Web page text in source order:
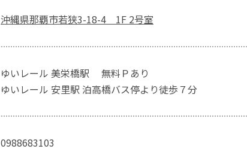
沖縄県那覇市若狭3-18-4 1F 2号室
ゆいレール 美栄橋駅 無料Ｐあり
ゆいレール 安里駅 泊高橋バス停より徒歩７分
0988683103